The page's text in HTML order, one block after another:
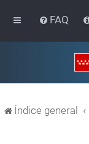
FAQ
Índice general